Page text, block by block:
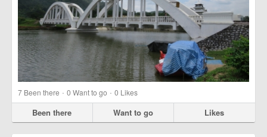
7 Been there · 0 Want to go · 0 Likes
Been there Want to go Likes